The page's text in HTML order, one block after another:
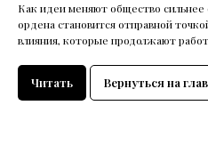
Как идеи меняют общество сильнее
ордена становится отправной
влияния, которые продолжают
Читать Вернуться на